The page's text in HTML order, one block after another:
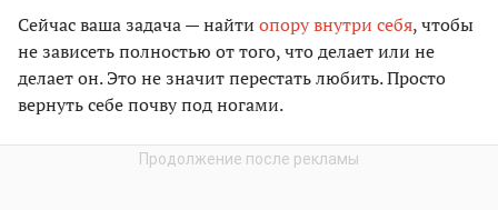
Сейчас ваша задача — найти опору внутри себя, чтобы
не зависеть полностью от того, что делает или не
делает он. Это не значит перестать любить. Просто
вернуть себе почву под ногами.